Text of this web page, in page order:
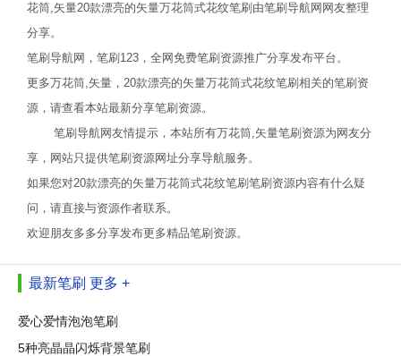
花筒,矢量20款漂亮的矢量万花筒式花纹笔刷由笔刷导航网网友整理
分享。
笔刷导航网，笔刷123，全网免费笔刷资源推广分享发布平台。
更多万花筒,矢量，20款漂亮的矢量万花筒式花纹笔刷相关的笔刷资
源，请查看本站最新分享笔刷资源。
笔刷导航网友情提示，本站所有万花筒,矢量笔刷资源为网友分
享，网站只提供笔刷资源网址分享导航服务。
如果您对20款漂亮的矢量万花筒式花纹笔刷笔刷资源内容有什么疑
问，请直接与资源作者联系。
欢迎朋友多多分享发布更多精品笔刷资源。
最新笔刷 更多 +
爱心爱情泡泡笔刷
5种亮晶晶闪烁背景笔刷